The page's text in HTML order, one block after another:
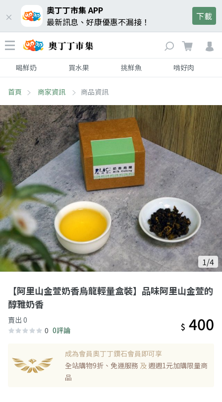
奧丁丁市集 APP
最新訊息、好康優惠不漏接！
下載
喝鮮奶 買水果 挑鮮魚 啃好肉
首頁 商家資訊 商品資訊
1/4
【阿里山金萱奶香烏龍輕量盒裝】品味阿里山金萱的
醇雅奶香
賣出 0
0 0評論 $ 400
成為會員奧丁丁鑽石會員即可享
全站購物9折、免運服務 及 週週1元加購限量商
品